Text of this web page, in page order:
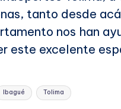
tanto desde
nos han
este excelente
Ibagué Tolima